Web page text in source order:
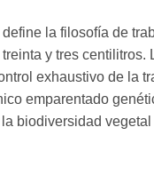
la filosofía de
y tres
exhaustivo de la
emparentado
biodiversidad